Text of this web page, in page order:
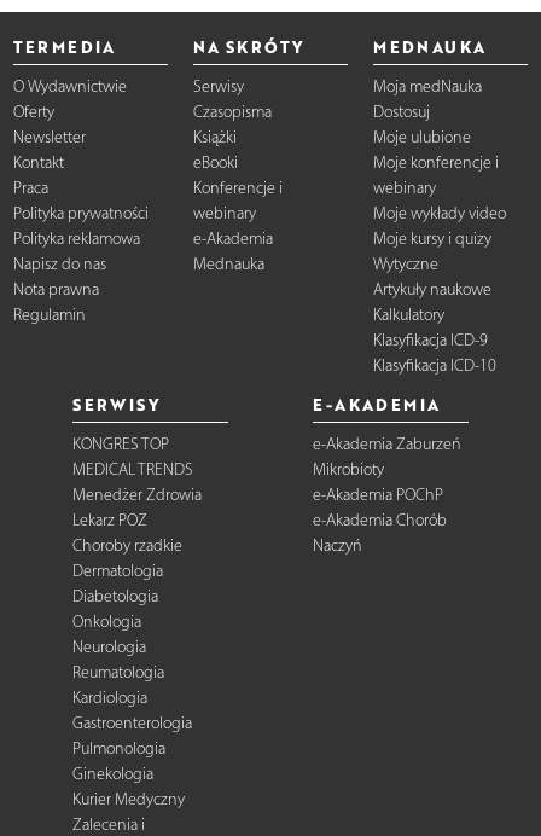
TERMEDIA
O Wydawnictwie
Oferty
Newsletter
Kontakt
Praca
Polityka prywatności
Polityka reklamowa
Napisz do nas
Nota prawna
Regulamin
NA SKRÓTY
Serwisy
Czasopisma
Książki
eBooki
Konferencje i
webinary
e-Akademia
Mednauka
MEDNAUKA
Moja medNauka
Dostosuj
Moje ulubione
Moje konferencje i
webinary
Moje wykłady video
Moje kursy i quizy
Wytyczne
Artykuły naukowe
Kalkulatory
Klasyfikacja ICD-9
Klasyfikacja ICD-10
SERWISY
KONGRES TOP
MEDICAL TRENDS
Menedżer Zdrowia
Lekarz POZ
Choroby rzadkie
Dermatologia
Diabetologia
Onkologia
Neurologia
Reumatologia
Kardiologia
Gastroenterologia
Pulmonologia
Ginekologia
Kurier Medyczny
Zalecenia i
E-AKADEMIA
e-Akademia Zaburzeń
Mikrobioty
e-Akademia POChP
e-Akademia Chorób
Naczyń